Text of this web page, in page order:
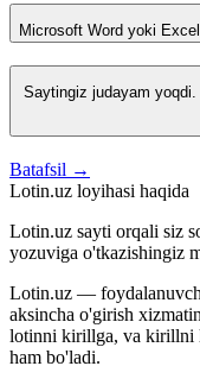
Microsoft Word yoki
Saytingiz judayam
Batafsil →
Lotin.uz loyihasi haqida
Lotin.uz sayti orqali siz
yozuviga o'tkazishingiz
Lotin.uz —
aksincha o'girish
lotinni kirillga, va kirillni
ham bo'ladi.